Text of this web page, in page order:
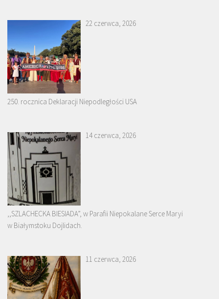
22 czerwca, 2026
250. rocznica Deklaracji Niepodległości USA
14 czerwca, 2026
,,SZLACHECKA BIESIADA”, w Parafii Niepokalane Serce Maryi
w Białymstoku Dojlidach.
11 czerwca, 2026